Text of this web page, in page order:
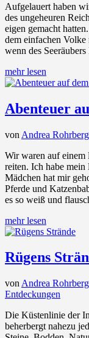
Aufgelauert haben
des ungeheuren
eigen gemacht
dem einfachen Volke
wenn des
mehr lesen
Abenteuer
von Andrea Rohrberg
Wir waren auf einem
reiten. Ich habe mein
Mädchen hat mir
Pferde und
es so weiß und
mehr lesen
Rügens
von Andrea Rohrberg
Entdeckungen
Die Küstenlinie der
beherbergt nahezu